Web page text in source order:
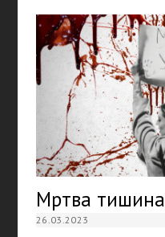
Мртва тишина
26.03.2023